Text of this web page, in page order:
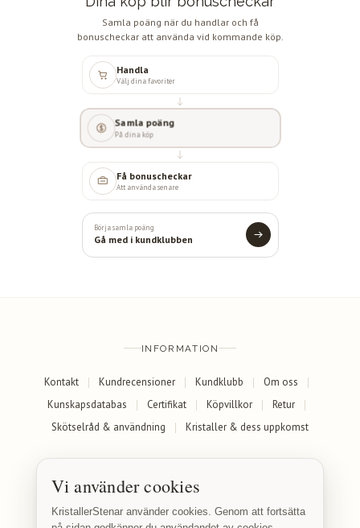
Samla poäng när du handlar och få
bonuscheckar att använda vid kommande köp.
Handla
Välj dina favoriter
Samla poäng
På dina köp
Få bonuscheckar
Att använda senare
Börja samla poäng
Gå med i kundklubben
INFORMATION
Kontakt Kundrecensioner Kundklubb
Om oss
Kunskapsdatabas
Certifikat Köpvillkor
Retur
Skötselråd & användning
Kristaller & dess uppkomst
Vi använder cookies
KristallerStenar använder cookies. Genom att fortsätta